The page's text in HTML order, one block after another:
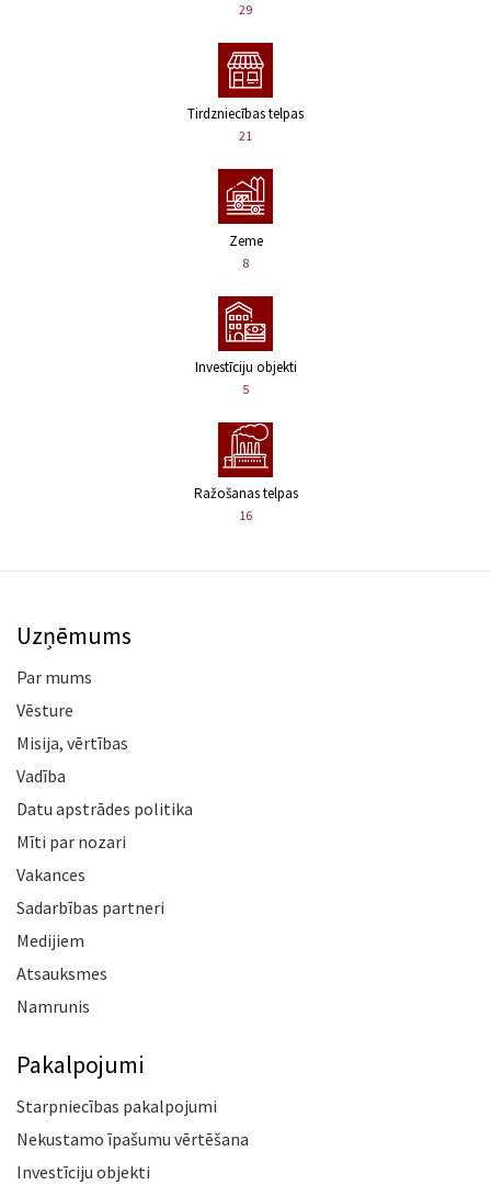
29
Tirdzniecības telpas
21
Zeme
8
Investīciju objekti
5
Ražošanas telpas
16
Uzņēmums
Par mums
Vēsture
Misija, vērtības
Vadība
Datu apstrādes politika
Mīti par nozari
Vakances
Sadarbības partneri
Medijiem
Atsauksmes
Namrunis
Pakalpojumi
Starpniecības pakalpojumi
Nekustamo īpašumu vērtēšana
Investīciju objekti